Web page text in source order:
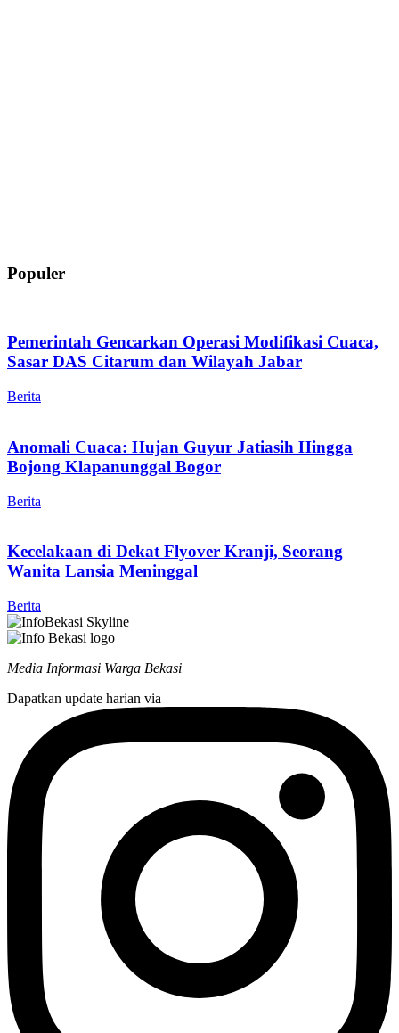
Populer
Pemerintah Gencarkan Operasi Modifikasi Cuaca,
Sasar DAS Citarum dan Wilayah Jabar
Berita
Anomali Cuaca: Hujan Guyur Jatiasih Hingga
Bojong Klapanunggal Bogor
Berita
Kecelakaan di Dekat Flyover Kranji, Seorang
Wanita Lansia Meninggal
Berita
Media Informasi Warga Bekasi
Dapatkan update harian via